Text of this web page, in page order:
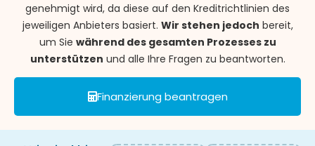
genehmigt wird, da diese auf den Kreditrichtlinien des
jeweiligen Anbieters basiert. Wir stehen jedoch bereit,
um Sie während des gesamten Prozesses zu
unterstützen und alle Ihre Fragen zu beantworten.
Finanzierung beantragen